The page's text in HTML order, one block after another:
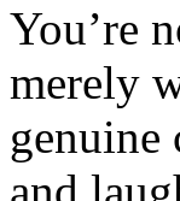
You’re
merely
genuine